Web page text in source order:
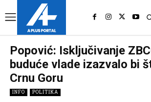
Popović: Isključivanje
buduće vlade izazvalo bi
Crnu Goru
INFO POLITIKA